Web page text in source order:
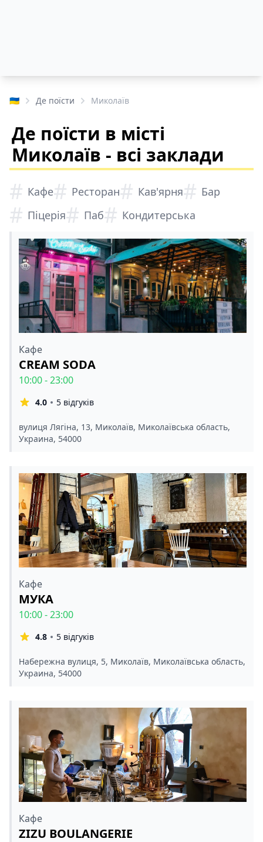
🇺🇦 Де поїсти Миколаїв
Де поїсти в місті
Миколаїв - всі заклади
# Кафе# Ресторан# Кав'ярня# Бар
# Піцерія# Паб# Кондитерська
Кафе
CREAM SODA
10:00 - 23:00
4.0 5 відгуків
вулиця Лягіна, 13, Миколаїв, Миколаївська область,
Украина, 54000
Кафе
МУКА
10:00 - 23:00
4.8 5 відгуків
Набережна вулиця, 5, Миколаїв, Миколаївська область,
Украина, 54000
Кафе
ZIZU BOULANGERIE